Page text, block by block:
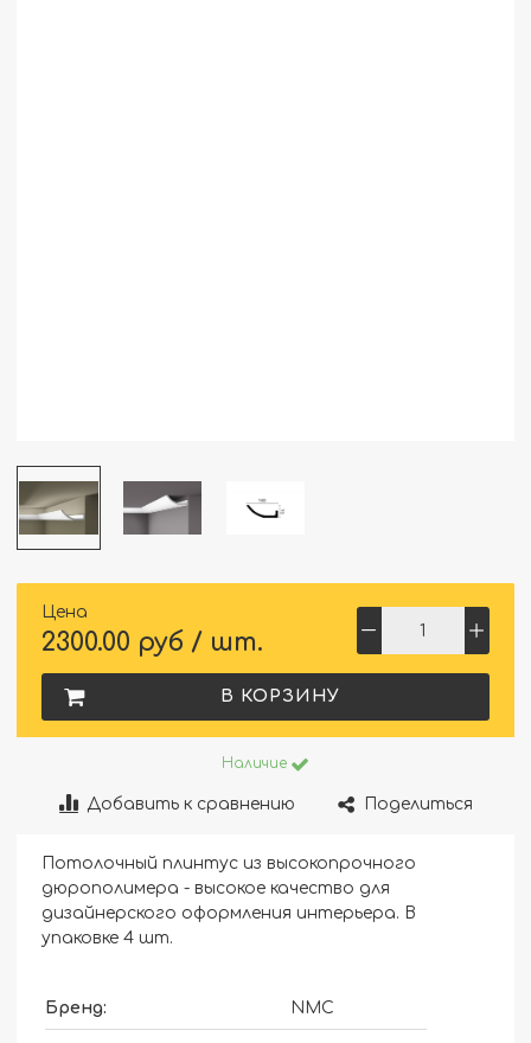
Цена
2300.00 руб / шт.
В КОРЗИНУ
Наличие
Добавить к сравнению Поделиться
Потолочный плинтус из высокопрочного
дюрополимера - высокое качество для
дизайнерского оформления интерьера. В
упаковке 4 шт.
Бренд: NMC